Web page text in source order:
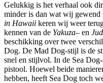
Gelukkig is het verhaal ook
minder is dan wat wij
in Hawaii keren wij weer
kennen van de Yakuza– en
beschikking over twee
Dog. De Mad Dog-stijl is de
snel en stijlvol. In de Sea
pistool. Hoewel beide
hebben, heeft Sea Dog toch